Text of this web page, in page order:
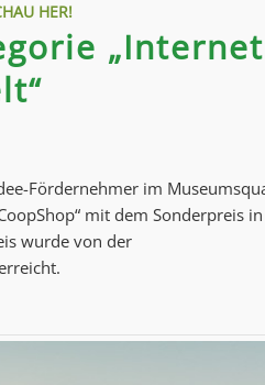
HER!
Fördernehmer im
mit dem Sonderpreis
wurde von der